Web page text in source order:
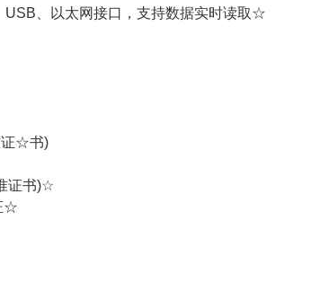
、以太网接口，支持数据实时读取☆
☆书)
证书)☆
☆